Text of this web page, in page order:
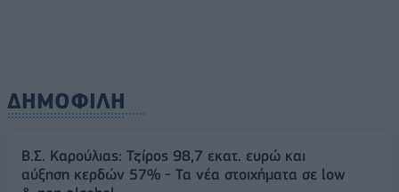
ΔΗΜΟΦΙΛΗ
Β.Σ. Καρούλιας: Τζίρος 98,7 εκατ. ευρώ και
αύξηση κερδών 57% - Τα νέα στοιχήματα σε low